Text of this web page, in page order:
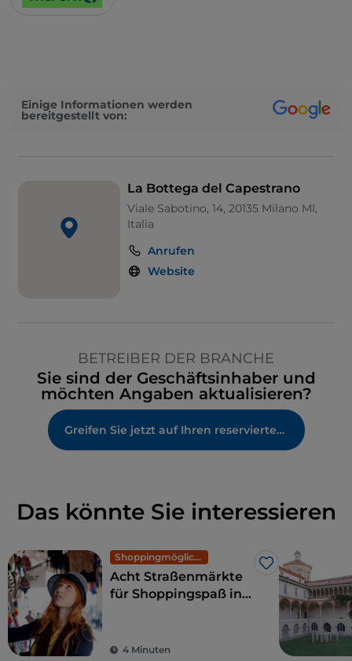
Einige Informationen werden
bereitgestellt von:
La Bottega del Capestrano
Viale Sabotino, 14, 20135 Milano MI,
Italia
Anrufen
Website
BETREIBER DER BRANCHE
Sie sind der Geschäftsinhaber und
möchten Angaben aktualisieren?
Greifen Sie jetzt auf Ihren reservierten Bereich zu
Das könnte Sie interessieren
Shoppingmöglichkeiten und Märkte
Like
Acht Straßenmärkte
für Shoppingspaß in
Preisen
4 Minuten